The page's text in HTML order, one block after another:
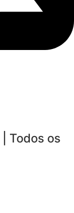
| Todos os